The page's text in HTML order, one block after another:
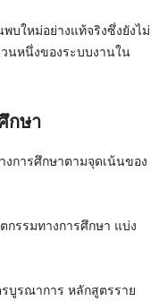
บใหม่อย่างแท้จริงซึ่งยังไม่
นหนึ่งของระบบงานใน
กษา
การศึกษาตามจุดเน้นของ
รรมทางการศึกษา แบ่ง
บูรณาการ หลักสูตรราย